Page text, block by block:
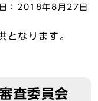
： 2018年8月27日
となります。
査委員会